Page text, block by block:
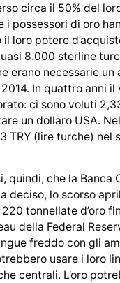
circa il 50% del
i possessori di oro
loro potere
8.000 sterline
erano necessarie un
In quattro anni il
ci sono voluti
un dollaro USA.
TRY (lire turche) nel
quindi, che la Banca
deciso, lo scorso
tonnellate d’oro
della Federal
freddo con gli
usare i loro
centrali. L’oro